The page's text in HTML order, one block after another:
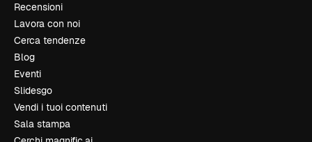
Recensioni
Lavora con noi
Cerca tendenze
Blog
Eventi
Slidesgo
Vendi i tuoi contenuti
Sala stampa